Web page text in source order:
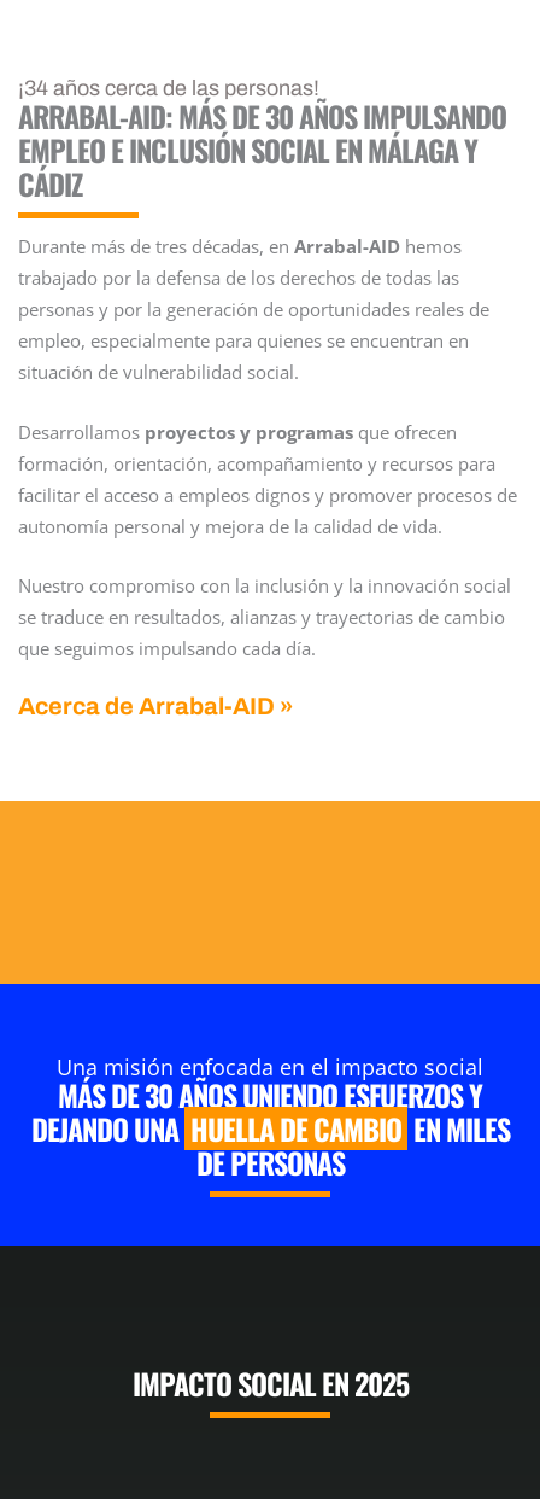
¡34 años cerca de las personas!
ARRABAL-AID: MÁS DE 30 AÑOS IMPULSANDO
EMPLEO E INCLUSIÓN SOCIAL EN MÁLAGA Y
CÁDIZ
Durante más de tres décadas, en Arrabal-AID hemos
trabajado por la defensa de los derechos de todas las
personas y por la generación de oportunidades reales de
empleo, especialmente para quienes se encuentran en
situación de vulnerabilidad social.
Desarrollamos proyectos y programas que ofrecen
formación, orientación, acompañamiento y recursos para
facilitar el acceso a empleos dignos y promover procesos de
autonomía personal y mejora de la calidad de vida.
Nuestro compromiso con la inclusión y la innovación social
se traduce en resultados, alianzas y trayectorias de cambio
que seguimos impulsando cada día.
Acerca de Arrabal-AID »
Una misión enfocada en el impacto social
MÁS DE 30 AÑOS UNIENDO ESFUERZOS Y
DEJANDO UNA HUELLA DE CAMBIO EN MILES
DE PERSONAS
IMPACTO SOCIAL EN2025